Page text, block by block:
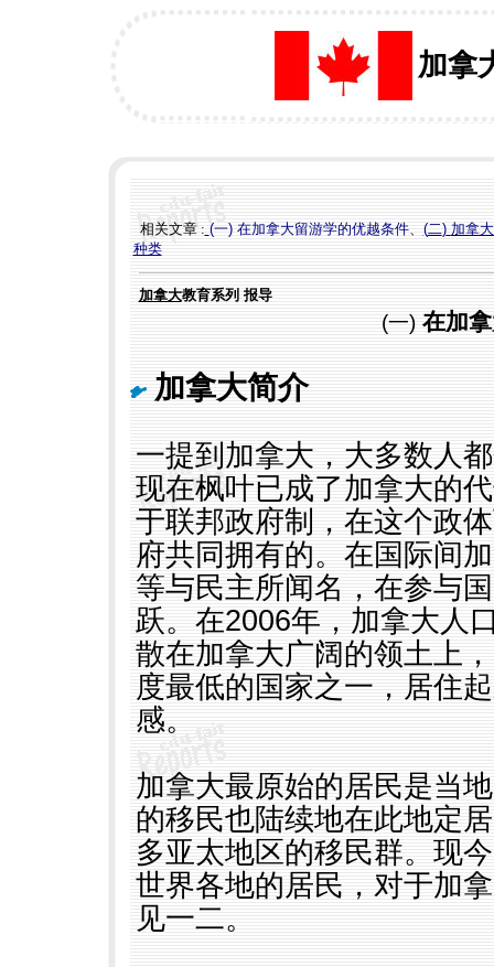
加拿
相关文章 : (一) 在加拿大留游学的优越条件、 (二) 加拿
种类
加拿大教育系列 报导
(一) 在加
加拿大简介
一提到加拿大，大多数人
现在枫叶已成了加拿大的
于联邦政府制，在这个政
府共同拥有的。在国际间
等与民主所闻名，在参与
跃。在2006年，加拿大人
散在加拿大广阔的领土上
度最低的国家之一，居住
感。
加拿大最原始的居民是当
的移民也陆续地在此地定
多亚太地区的移民群。现
世界各地的居民，对于加
见一二。